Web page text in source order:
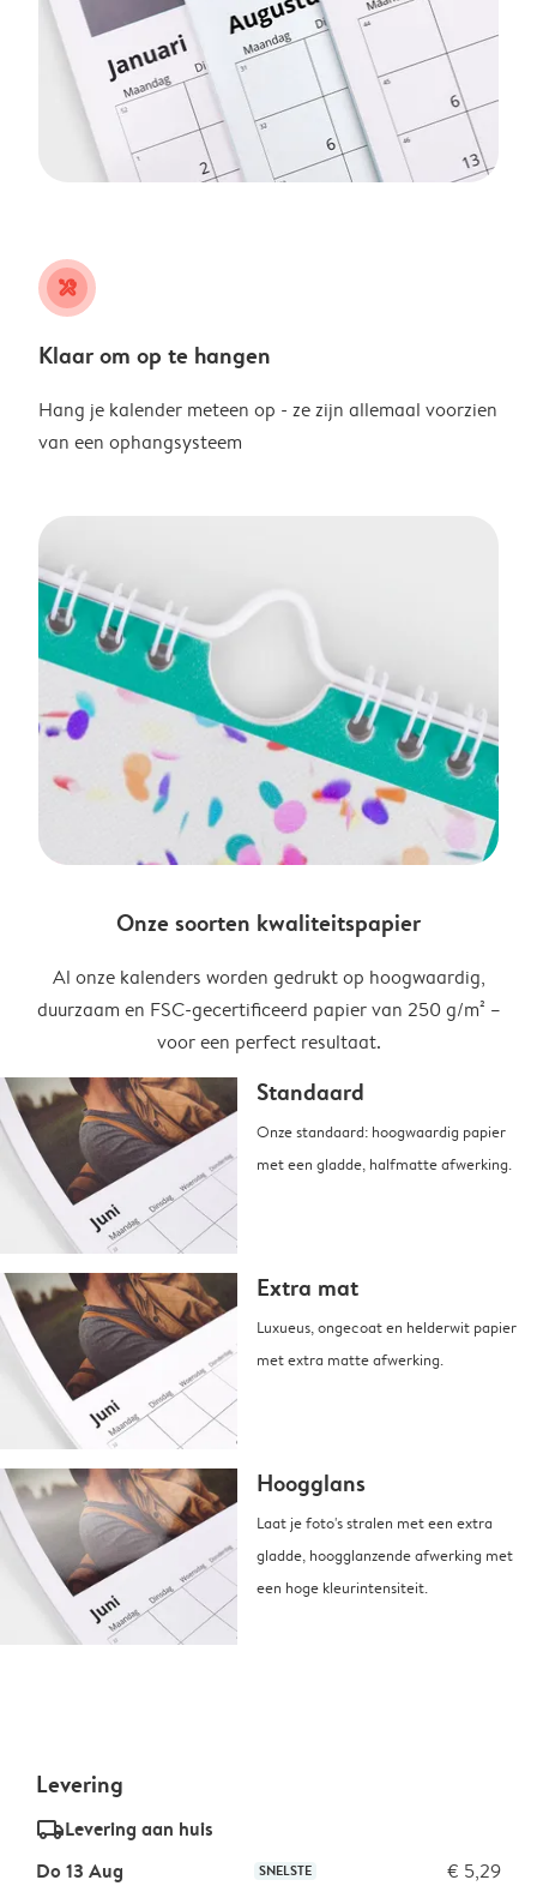
tools
Klaar om op te hangen
Hang je kalender meteen op - ze zijn allemaal voorzien
van een ophangsysteem
Onze soorten kwaliteitspapier
Al onze kalenders worden gedrukt op hoogwaardig,
duurzaam en FSC-gecertificeerd papier van 250 g/m² –
voor een perfect resultaat.
Standaard
Onze standaard: hoogwaardig papier
met een gladde, halfmatte afwerking.
Extra mat
Luxueus, ongecoat en helderwit papier
met extra matte afwerking.
Hoogglans
Laat je foto's stralen met een extra
gladde, hoogglanzende afwerking met
een hoge kleurintensiteit.
Levering
delivery_standard_v2Levering aan huis
Do 13 Aug
SNELSTE € 5,29